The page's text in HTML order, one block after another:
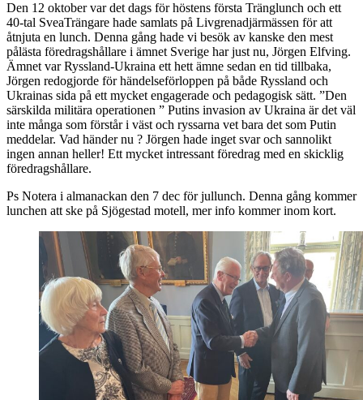
Den 12 oktober var det dags för höstens första Tränglunch och ett
40-tal SveaTrängare hade samlats på Livgrenadjärmässen för att
åtnjuta en lunch. Denna gång hade vi besök av kanske den mest
pålästa föredragshållare i ämnet Sverige har just nu, Jörgen Elfving.
Ämnet var Ryssland-Ukraina ett hett ämne sedan en tid tillbaka,
Jörgen redogjorde för händelseförloppen på både Ryssland och
Ukrainas sida på ett mycket engagerade och pedagogisk sätt. ”Den
särskilda militära operationen ” Putins invasion av Ukraina är det väl
inte många som förstår i väst och ryssarna vet bara det som Putin
meddelar. Vad händer nu ? Jörgen hade inget svar och sannolikt
ingen annan heller! Ett mycket intressant föredrag med en skicklig
föredragshållare.
Ps Notera i almanackan den 7 dec för jullunch. Denna gång kommer
lunchen att ske på Sjögestad motell, mer info kommer inom kort.